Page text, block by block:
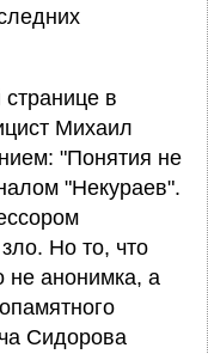
в
Михаил
"Понятия не
"Некураев".
Но то, что
не анонимка, а
Сидорова